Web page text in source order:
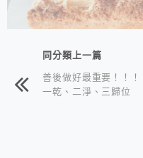
同分類上一篇
善後做好最重要！！！
一乾、二淨、三歸位